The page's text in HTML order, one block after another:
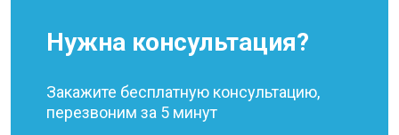
Нужна консультация?
Закажите бесплатную консультацию,
перезвоним за 5 минут